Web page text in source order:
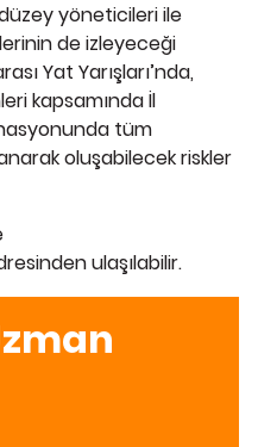
yöneticileri ile
de izleyeceği
Yat Yarışları’nda,
kapsamında İl
tüm
oluşabilecek riskler
ulaşılabilir.